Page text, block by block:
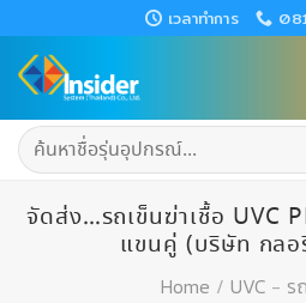
to
content
เวลาทำการ
ค้นหา:
จัดส่ง…รถเข็นฆ่าเชื้อ UVC
แขนคู่ (บริษัท กลอ
Home / UVC - ร